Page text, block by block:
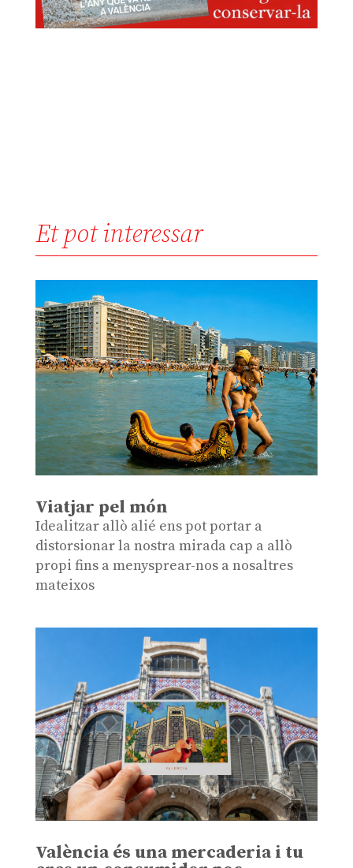
Et pot interessar
Viatjar pel món
Idealitzar allò alié ens pot portar a
distorsionar la nostra mirada cap a allò
propi fins a menysprear-nos a nosaltres
mateixos
València és una mercaderia i tu